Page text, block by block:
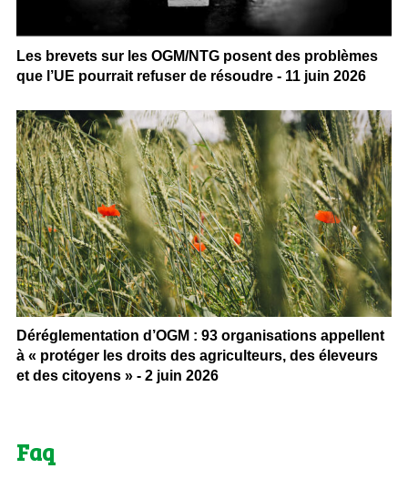
Les brevets sur les OGM/NTG posent des problèmes
que l’UE pourrait refuser de résoudre - 11 juin 2026
Déréglementation d’OGM : 93 organisations appellent
à « protéger les droits des agriculteurs, des éleveurs
et des citoyens » - 2 juin 2026
Faq